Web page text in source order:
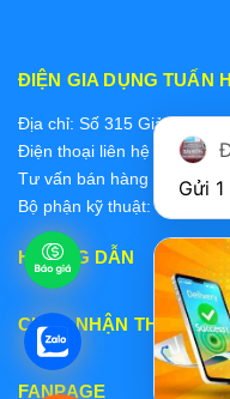
ĐIỆN GIA DỤNG TUẤN
Địa chỉ: Số 315 Giảng Võ,
Điện thoại liên hệ các bộ
Tư vấn bán hàng 2:
Bộ phận kỹ thuật: 0978 319
HƯỚNG DẪN
CHẤP NHẬN THANH
FANPAGE
Gửi